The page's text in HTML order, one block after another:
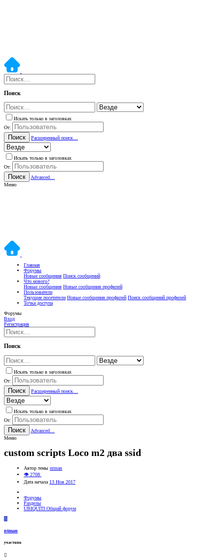
Поиск
Искать только в заголовках
От:
Поиск Расширенный поиск…
Искать только в заголовках
От:
Поиск
Advanced…
Меню
Главная
Форумы
Новые сообщения Поиск сообщений
Что нового?
Новые сообщения Новые сообщения профилей
Пользователи
Текущие посетители Новые сообщения профилей Поиск сообщений профилей
Точка доступа
Форумы
Вход
Регистрация
Поиск
Искать только в заголовках
От:
Поиск Расширенный поиск…
Искать только в заголовках
От:
Поиск
Advanced…
Меню
custom scripts Loco m2 два ssid
Автор темы ntman
👁 2708
Дата начала 13 Ноя 2017
Форумы
Разделы
UBIQUITI Общий форум
N
ntman
участник